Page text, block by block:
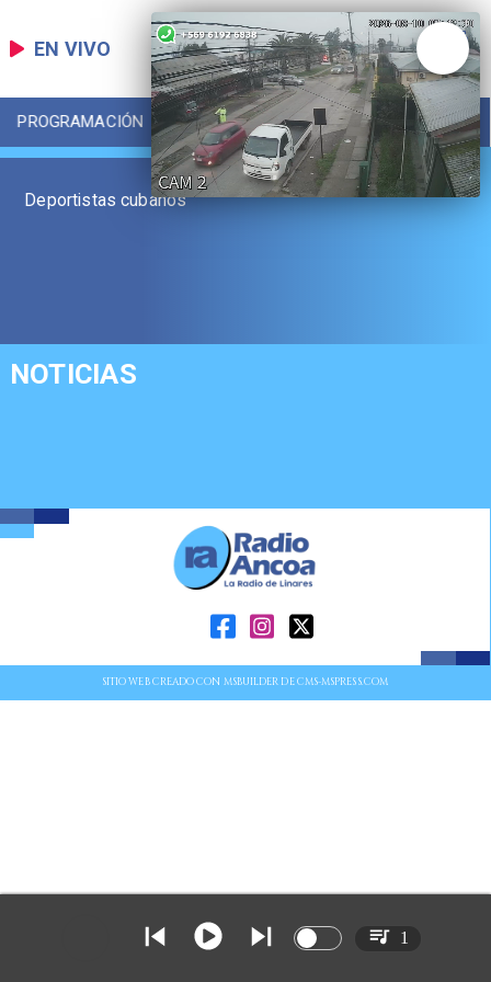
EN VIVO
PROGRAMACIÓN LOCAL DEPORTES
Deportistas cubanos
NOTICIAS
SITIO WEB CREADO CON MSBUILDER DE CMS-MSPRESS.COM
1